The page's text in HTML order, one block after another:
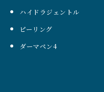
ハイドラジェントル
ピーリング
ダーマペン4